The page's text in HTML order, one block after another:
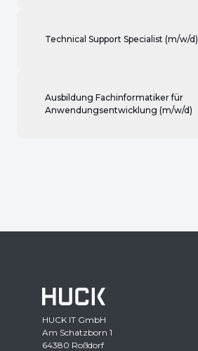
Technical Support Specialist (m/w/d)
Ausbildung Fachinformatiker für
Anwendungsentwicklung (m/w/d)
HUCK IT GmbH
Am Schatzborn 1
64380 Roßdorf